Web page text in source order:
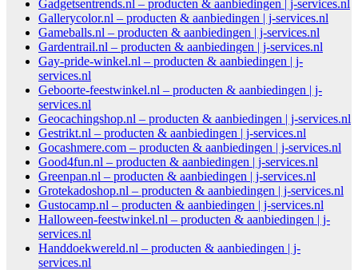
Gadgetsentrends.nl – producten & aanbiedingen | j-services.nl
Gallerycolor.nl – producten & aanbiedingen | j-services.nl
Gameballs.nl – producten & aanbiedingen | j-services.nl
Gardentrail.nl – producten & aanbiedingen | j-services.nl
Gay-pride-winkel.nl – producten & aanbiedingen | j-
services.nl
Geboorte-feestwinkel.nl – producten & aanbiedingen | j-
services.nl
Geocachingshop.nl – producten & aanbiedingen | j-services.nl
Gestrikt.nl – producten & aanbiedingen | j-services.nl
Gocashmere.com – producten & aanbiedingen | j-services.nl
Good4fun.nl – producten & aanbiedingen | j-services.nl
Greenpan.nl – producten & aanbiedingen | j-services.nl
Grotekadoshop.nl – producten & aanbiedingen | j-services.nl
Gustocamp.nl – producten & aanbiedingen | j-services.nl
Halloween-feestwinkel.nl – producten & aanbiedingen | j-
services.nl
Handdoekwereld.nl – producten & aanbiedingen | j-
services.nl